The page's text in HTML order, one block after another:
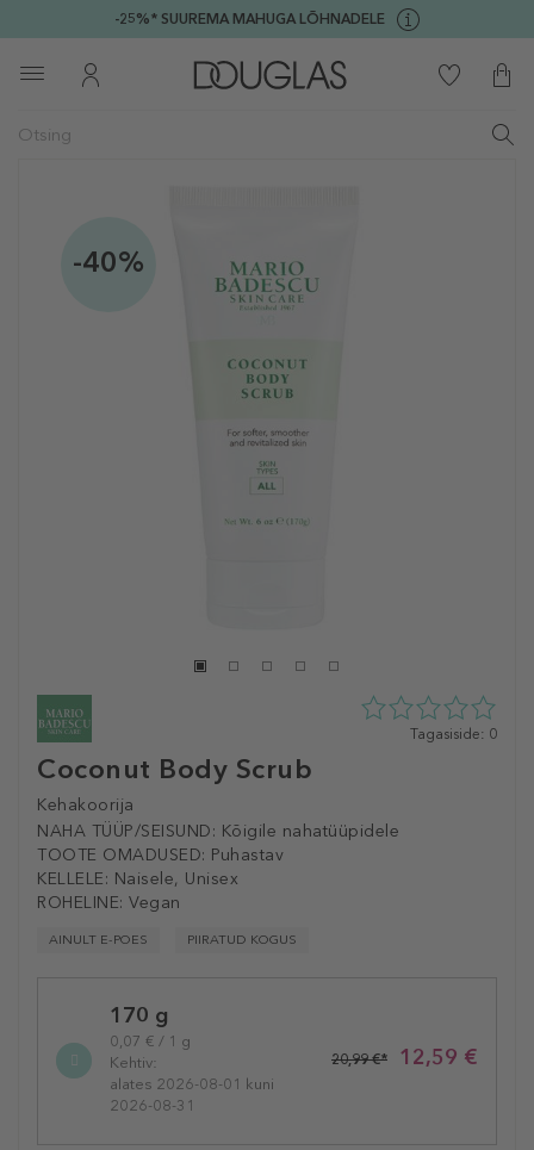
-25%* SUUREMA MAHUGA LÕHNADELE
-40%
Coconut Body Scrub
Kehakoorija
NAHA TÜÜP/SEISUND: Kõigile nahatüüpidele
TOOTE OMADUSED: Puhastav
KELLELE: Naisele, Unisex
ROHELINE: Vegan
AINULT E-POES PIIRATUD KOGUS
0
Tagasiside: 0
variation170 g
0,07 € / 1 g
Kehtiv:
alates 2026-08-01 kuni
2026-08-31
12,59 €
20,99 €*